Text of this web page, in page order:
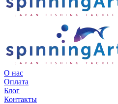
О нас
Оплата
Блог
Контакты